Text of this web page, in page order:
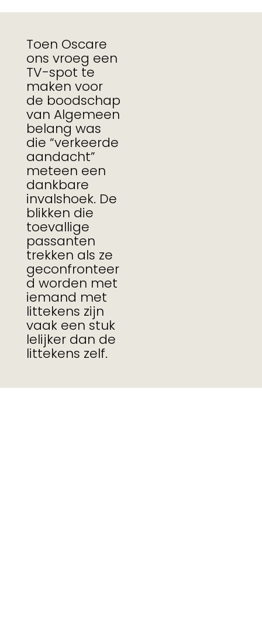
Toen Oscare
ons vroeg een
TV-spot te
maken voor
de boodschap
van Algemeen
belang was
die “verkeerde
aandacht”
meteen een
dankbare
invalshoek. De
blikken die
toevallige
passanten
trekken als ze
geconfronteer
d worden met
iemand met
littekens zijn
vaak een stuk
lelijker dan de
littekens zelf.